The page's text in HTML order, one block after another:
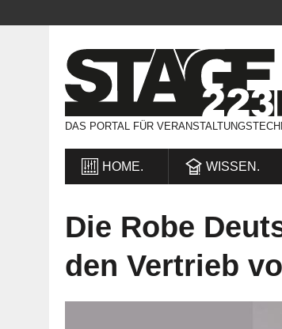
DAS PORTAL FÜR
HOME. WISSEN.
Die Robe
den Vertrieb